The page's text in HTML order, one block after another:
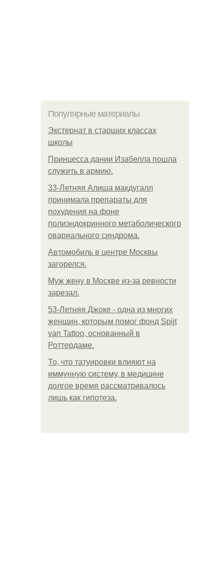
Популярные материалы
Экстернат в старших классах
школы
Принцесса дании Изабелла пошла
служить в армию.
33-Летняя Алиша макдугалл
принимала препараты для
похудения на фоне
полиэндокринного метаболического
овариального синдрома.
Автомобиль в центре Москвы
загорелся.
Mуж жену в Москве из-за ревности
зарезал.
53-Летняя Джоке - одна из многих
женщин, которым помог фонд Spijt
van Tattoo, основанный в
Роттердаме.
То, что татуировки влияют на
иммунную систему, в медицине
долгое время рассматривалось
лишь как гипотеза.